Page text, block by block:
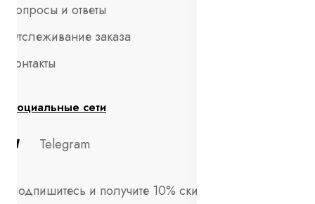
Вопросы и ответы
Отслеживание заказа
Контакты
Социальные сети
Telegram
Подпишитесь и получите 10% скидки на первый